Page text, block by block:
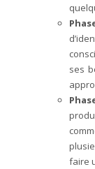
ses
faire